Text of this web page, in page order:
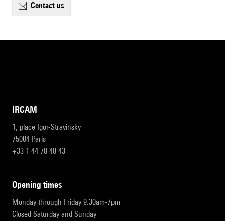
contact us
IRCAM
1, place Igor-Stravinsky
75004 Paris
+33 1 44 78 48 43
opening times
Monday through Friday 9:30am-7pm
Closed Saturday and Sunday